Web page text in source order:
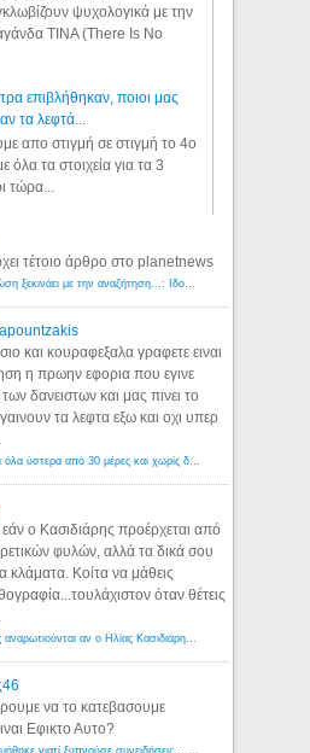
ψυχολογικά με την
TINA (There Is No
επιβλήθηκαν, ποιοι μας
τα λεφτά...
απο στιγμή σε στιγμή το 4ο
όλα τα στοιχεία για τα 3
τώρα...
τέτοιο άρθρο στο planetnews
και κουραφεξαλα γραφετε ειναι
η πρωην εφορια που εγινε
δανειστων και μας πινει το
τα λεφτα εξω και οχι υπερ
ο Κασιδιάρης προέρχεται από
φυλών, αλλά τα δικά σου
κλάματα. Κοίτα να μάθεις
όταν θέτεις
να το κατεβασουμε
Εφικτο Αυτο?